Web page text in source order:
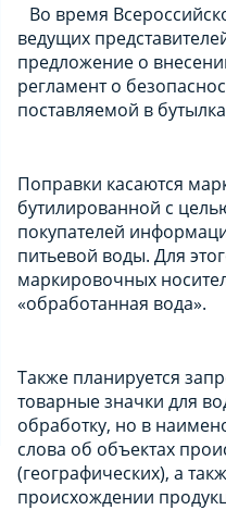
Во время
ведущих
предложение о
регламент о
поставляемой в
Поправки касаются
бутилированной с
покупателей
питьевой воды. Для
маркировочных
«обработанная вода».
Также планируется
товарные значки для
обработку, но в
слова об объектах
(географических), а
происхождении